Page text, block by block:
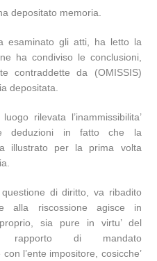
depositato memoria.
esaminato gli atti, ha letto la
ha condiviso le conclusioni,
contraddette da (OMISSIS)
depositata.
rilevata l’inammissibilita’
deduzioni in fatto che la
illustrato per la prima volta
di diritto, va ribadito
alla riscossione agisce in
sia pure in virtu’ del
rapporto di mandato
l’ente impositore, cosicche’